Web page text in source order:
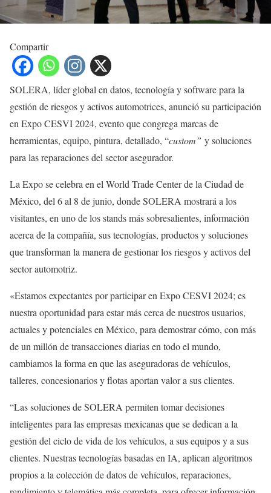
Compartir
SOLERA, líder global en datos, tecnología y software para la
gestión de riesgos y activos automotrices, anunció su participación
en Expo CESVI 2024, evento que congrega marcas de
herramientas, equipo, pintura, detallado, “custom” y soluciones
para las reparaciones del sector asegurador.
La Expo se celebra en el World Trade Center de la Ciudad de
México, del 6 al 8 de junio, donde SOLERA mostrará a los
visitantes, en uno de los stands más sobresalientes, información
acerca de la compañía, sus tecnologías, productos y soluciones
que transforman la manera de gestionar los riesgos y activos del
sector automotriz.
«Estamos expectantes por participar en Expo CESVI 2024; es
nuestra oportunidad para estar más cerca de nuestros usuarios,
actuales y potenciales en México, para demostrar cómo, con más
de un millón de transacciones diarias en todo el mundo,
cambiamos la forma en que las aseguradoras de vehículos,
talleres, concesionarios y flotas aportan valor a sus clientes.
“Las soluciones de SOLERA permiten tomar decisiones
inteligentes para las empresas mexicanas que se dedican a la
gestión del ciclo de vida de los vehículos, a sus equipos y a sus
clientes. Nuestras tecnologías basadas en IA, aplican algoritmos
propios a la colección de datos de vehículos, reparaciones,